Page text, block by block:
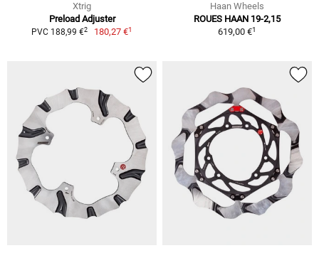
Xtrig
Preload Adjuster
PVC 188,99 €2 180,27 €1
Haan Wheels
ROUES HAAN 19-2,15
619,00 €1